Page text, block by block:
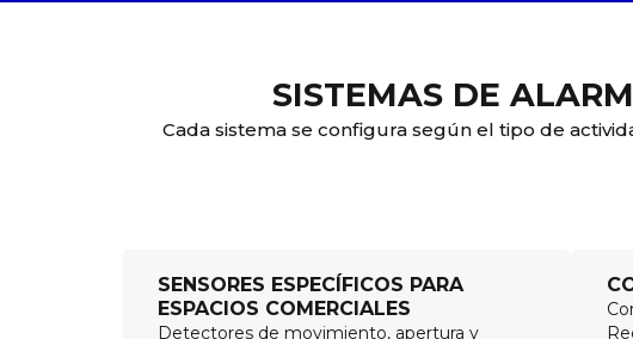
SISTEMAS DE
Cada sistema se configura según el tipo de
SENSORES ESPECÍFICOS PARA
ESPACIOS COMERCIALES
Detectores de movimiento, apertura y